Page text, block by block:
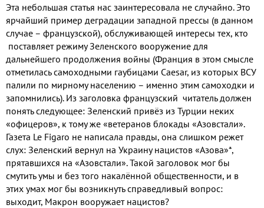
Эта небольшая статья нас заинтересовала не случайно.Это
ярчайший пример деградации западной прессы (в данном
случае – французской), обслуживающей интересы тех, кто
поставляет режиму Зеленского вооружение для
дальнейшего продолжения войны (Франция в этом смысле
отметилась самоходными гаубицами Caesar, из которых ВСУ
палили по мирному населению – именно этим самоходки и
запомнились). Из заголовка французский читатель должен
понять следующее: Зеленский привёз из Турции неких
«офицеров», к тому же «ветеранов блокады «Азовстали».
Газета Le Figaro не написала правды, она слишком режет
слух: Зеленский вернул на Украину нацистов «Азова»*,
прятавшихся на «Азовстали».Такой заголовок мог бы
смутить умы и без того накалённой общественности, и в
этих умах мог бы возникнуть справедливый вопрос:
выходит, Макрон вооружает нацистов?